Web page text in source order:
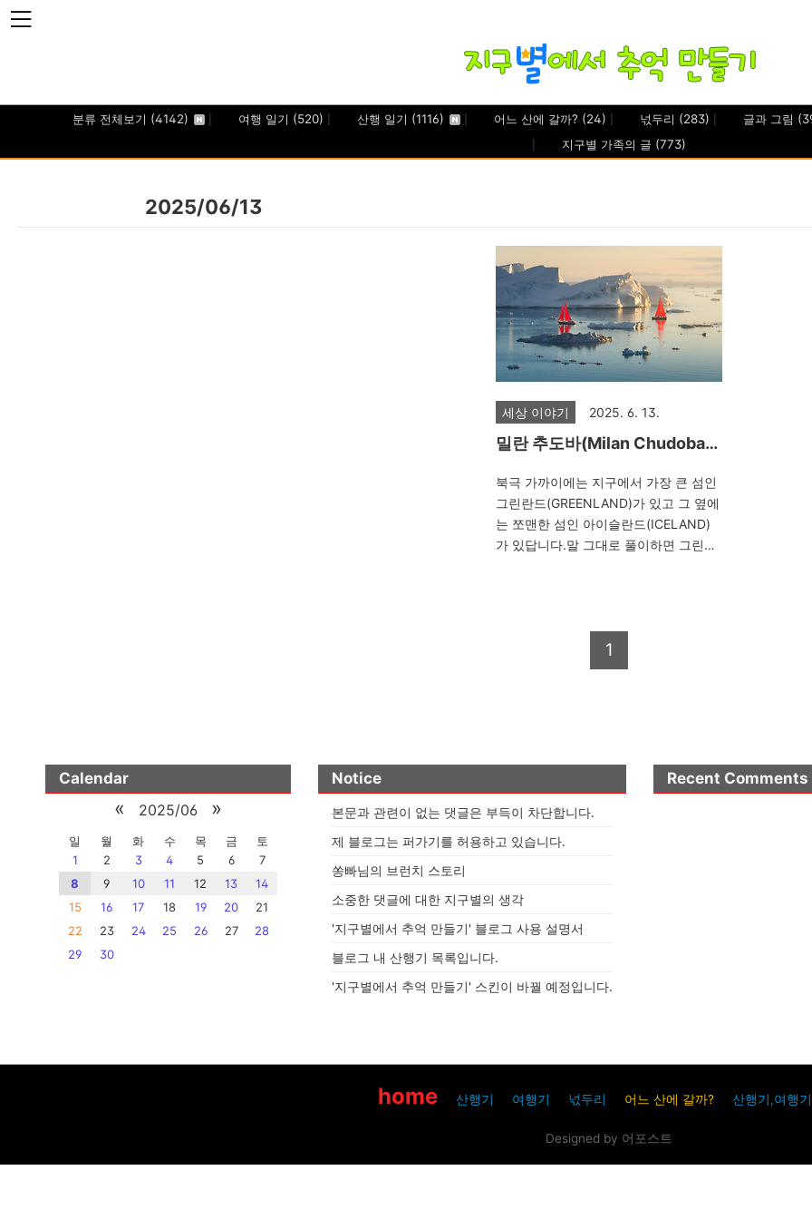
본문 바로가기
분류 전체보기 (4142) 여행 일기 (520) 산행 일기 (1116) 어느 산에 갈까? (24) 넋두리 (283) 글과 그림
지구별 가족의 글 (773)
2025/06/13
세상 이야기 2025. 6. 13.
밀란 추도바(Milan Chudoba)
사진
북극 가까이에는 지구에서 가장 큰 섬인
그린란드(GREENLAND)가 있고 그 옆에
는 쪼맨한 섬인 아이슬란드(ICELAND)
가 있답니다.말 그대로 풀이하면 그린란
발견하고 지들이 그곳에 살기위하여 이
름을 바꿔 붙였다는 이야기가 전해지고
있습니다얼마 전에는 미국 대통령인 트
가 밀란 추도바(Milan Chudoba)가 찍은
그린란드 풍경입니다.세계에서 가장 큰
섬인 그린란드는 지구상에서 가장 아름
답고 외딴 풍경을 선사하는 곳이지요.고
1
Calendar
« 2025/06 »
일 월 화 수 목 금
토
1
2 3 4 5 6
7
8
9 10 11 12 13
14
15
16 17 18 19 20
21
22
23 24 25 26 27
28
29
30
Notice
본문과 관련이 없는 댓글은 부득이 차단합니다.
제 블로그는 퍼가기를 허용하고 있습니다.
쏭빠님의 브런치 스토리
소중한 댓글에 대한 지구별의 생각
'지구별에서 추억 만들기' 블로그 사용 설명서
블로그 내 산행기 목록입니다.
'지구별에서 추억 만들기' 스킨이 바꿜 예정입니다.
Recent Comments
home 산행기 여행기 넋두리 어느 산에 갈까? 산행기,여행
Designed by 어포스트